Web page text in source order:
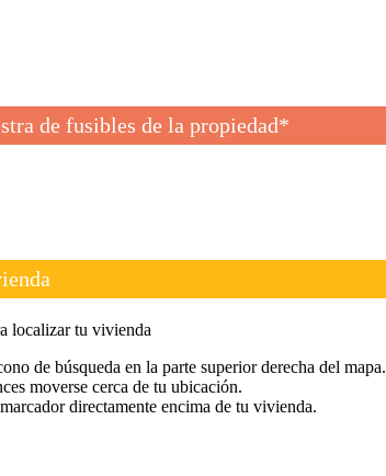
de fusibles de la propiedad*
localizar tu vivienda
de búsqueda en la parte superior derecha del mapa.
moverse cerca de tu ubicación.
directamente encima de tu vivienda.